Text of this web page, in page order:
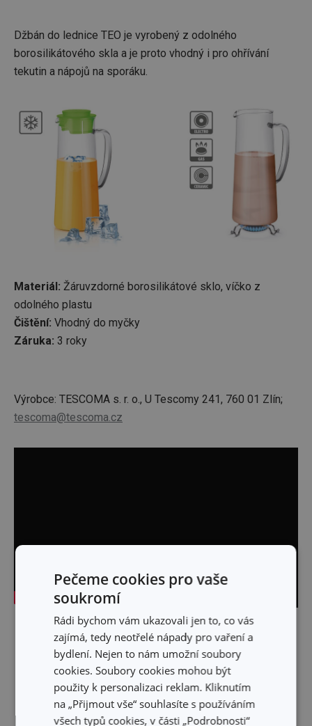
Džbán do lednice TEO je vyrobený z odolného
borosilikátového skla a je proto vhodný i pro ohřívání
tekutin a nápojů na sporáku.
Materiál: Žáruvzdorné borosilikátové sklo, víčko z
odolného plastu
Čištění: Vhodný do myčky
Záruka: 3 roky
Výrobce: TESCOMA s. r. o., U Tescomy 241, 760 01 Zlín;
tescoma@tescoma.cz
Pečeme cookies pro vaše
soukromí
Rádi bychom vám ukazovali jen to, co vás
zajímá, tedy neotřelé nápady pro vaření a
bydlení. Nejen to nám umožní soubory
cookies. Soubory cookies mohou být
použity k personalizaci reklam. Kliknutím
na „Přijmout vše“ souhlasíte s používáním
všech typů cookies, v části „Podrobnosti“